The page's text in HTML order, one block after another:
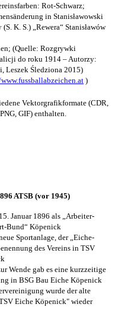
Rot-Schwarz;
in Stanisławowski
K. S.) „Rewera“ Stanisławów
(Quelle: Rozgrywki
do roku 1914 – Autorzy:
Leszek Śledziona 2015)
)
Vektorgrafikformate (CDR,
GIF) enthalten.
ATSB (vor 1945)
Januar 1896 als „Arbeiter-
Bund“ Köpenick
Sportanlage, der „Eiche-
des Vereins in TSV
Wende gab es eine kurzzeitige
in BSG Bau Eiche Köpenick
wurde der alte
Eiche Köpenick" wieder